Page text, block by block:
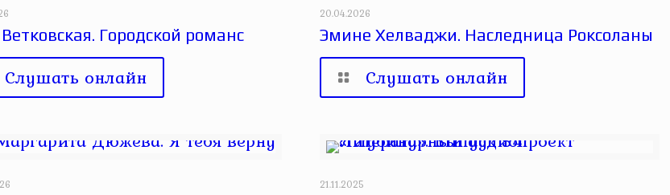
Городской романс
Слушать онлайн
20.04.2026
Эмине Хелваджи. Наследница Роксоланы
Слушать онлайн
21.11.2025